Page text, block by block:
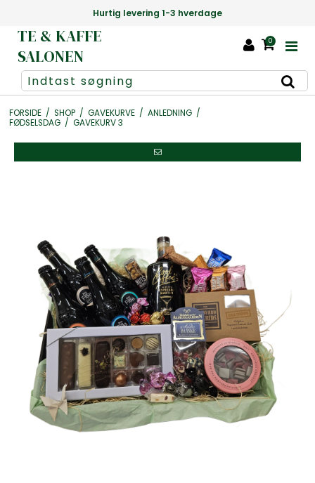
Hurtig levering 1-3 hverdage
TE & KAFFE
SALONEN
0
FORSIDE / SHOP / GAVEKURVE / ANLEDNING /
FØDSELSDAG / GAVEKURV 3